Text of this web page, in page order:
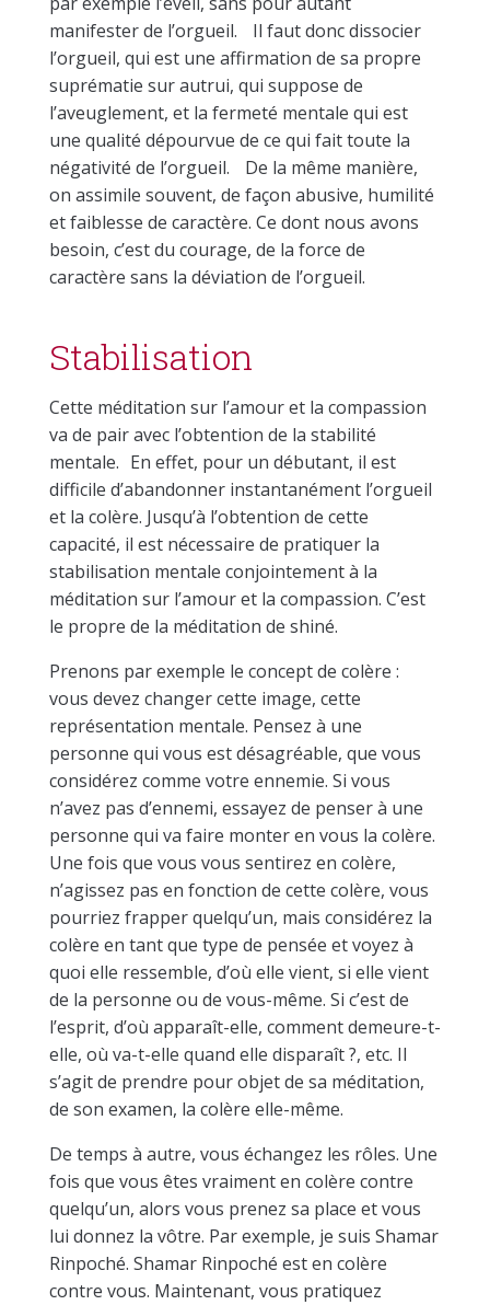
manifester de l’orgueil. Il faut donc dissocier
l’orgueil, qui est une affirmation de sa propre
suprématie sur autrui, qui suppose de
l’aveuglement, et la fermeté mentale qui est
une qualité dépourvue de ce qui fait toute la
négativité de l’orgueil. De la même manière,
on assimile souvent, de façon abusive, humilité
et faiblesse de caractère. Ce dont nous avons
besoin, c’est du courage, de la force de
caractère sans la déviation de l’orgueil.
Stabilisation
Cette méditation sur l’amour et la compassion
va de pair avec l’obtention de la stabilité
mentale. En effet, pour un débutant, il est
difficile d’abandonner instantanément l’orgueil
et la colère. Jusqu’à l’obtention de cette
capacité, il est nécessaire de pratiquer la
stabilisation mentale conjointement à la
méditation sur l’amour et la compassion. C’est
le propre de la méditation de shiné.
Prenons par exemple le concept de colère :
vous devez changer cette image, cette
représentation mentale. Pensez à une
personne qui vous est désagréable, que vous
considérez comme votre ennemie. Si vous
n’avez pas d’ennemi, essayez de penser à une
personne qui va faire monter en vous la colère.
Une fois que vous vous sentirez en colère,
n’agissez pas en fonction de cette colère, vous
pourriez frapper quelqu’un, mais considérez la
colère en tant que type de pensée et voyez à
quoi elle ressemble, d’où elle vient, si elle vient
de la personne ou de vous-même. Si c’est de
l’esprit, d’où apparaît-elle, comment demeure-t-
elle, où va-t-elle quand elle disparaît ?, etc. Il
s’agit de prendre pour objet de sa méditation,
de son examen, la colère elle-même.
De temps à autre, vous échangez les rôles. Une
fois que vous êtes vraiment en colère contre
quelqu’un, alors vous prenez sa place et vous
lui donnez la vôtre. Par exemple, je suis Shamar
Rinpoché. Shamar Rinpoché est en colère
contre vous. Maintenant, vous pratiquez